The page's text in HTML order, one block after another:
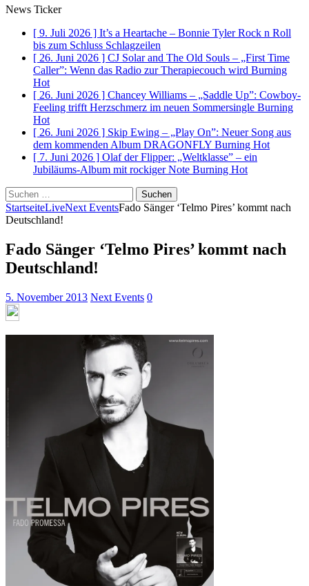
News Ticker
[ 9. Juli 2026 ] It’s a Heartache – Bonnie Tyler Rock n Roll
bis zum Schluss Schlagzeilen
[ 26. Juni 2026 ] CJ Solar and The Old Souls – „First Time
Caller”: Wenn das Radio zur Therapiecouch wird Burning
Hot
[ 26. Juni 2026 ] Chancey Williams – „Saddle Up”: Cowboy-
Feeling trifft Herzschmerz im neuen Sommersingle Burning
Hot
[ 26. Juni 2026 ] Skip Ewing – „Play On”: Neuer Song aus
dem kommenden Album DRAGONFLY Burning Hot
[ 7. Juni 2026 ] Olaf der Flipper: „Weltklasse” – ein
Jubiläums-Album mit rockiger Note Burning Hot
Suchen
nach:
StartseiteLiveNext EventsFado Sänger ‘Telmo Pires’ kommt nach
Deutschland!
Fado Sänger ‘Telmo Pires’ kommt nach
Deutschland!
5. November 2013 Next Events 0